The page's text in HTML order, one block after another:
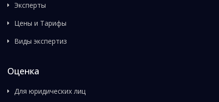
Эксперты
Цены и Тарифы
Виды экспертиз
Оценка
Для юридических лиц